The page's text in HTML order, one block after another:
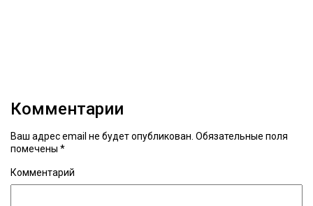
Комментарии
Ваш адрес email не будет опубликован. Обязательные поля
помечены *
Комментарий